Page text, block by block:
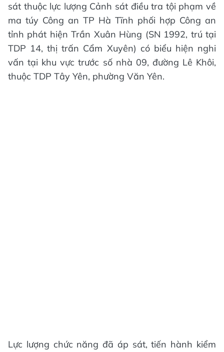
sát thuộc lực lượng Cảnh sát điều tra tội phạm về
ma túy Công an TP Hà Tĩnh phối hợp Công an
tỉnh phát hiện Trần Xuân Hùng (SN 1992, trú tại
TDP 14, thị trấn Cẩm Xuyên) có biểu hiện nghi
vấn tại khu vực trước số nhà 09, đường Lê Khôi,
thuộc TDP Tây Yên, phường Văn Yên.
Lực lượng chức năng đã áp sát, tiến hành kiểm